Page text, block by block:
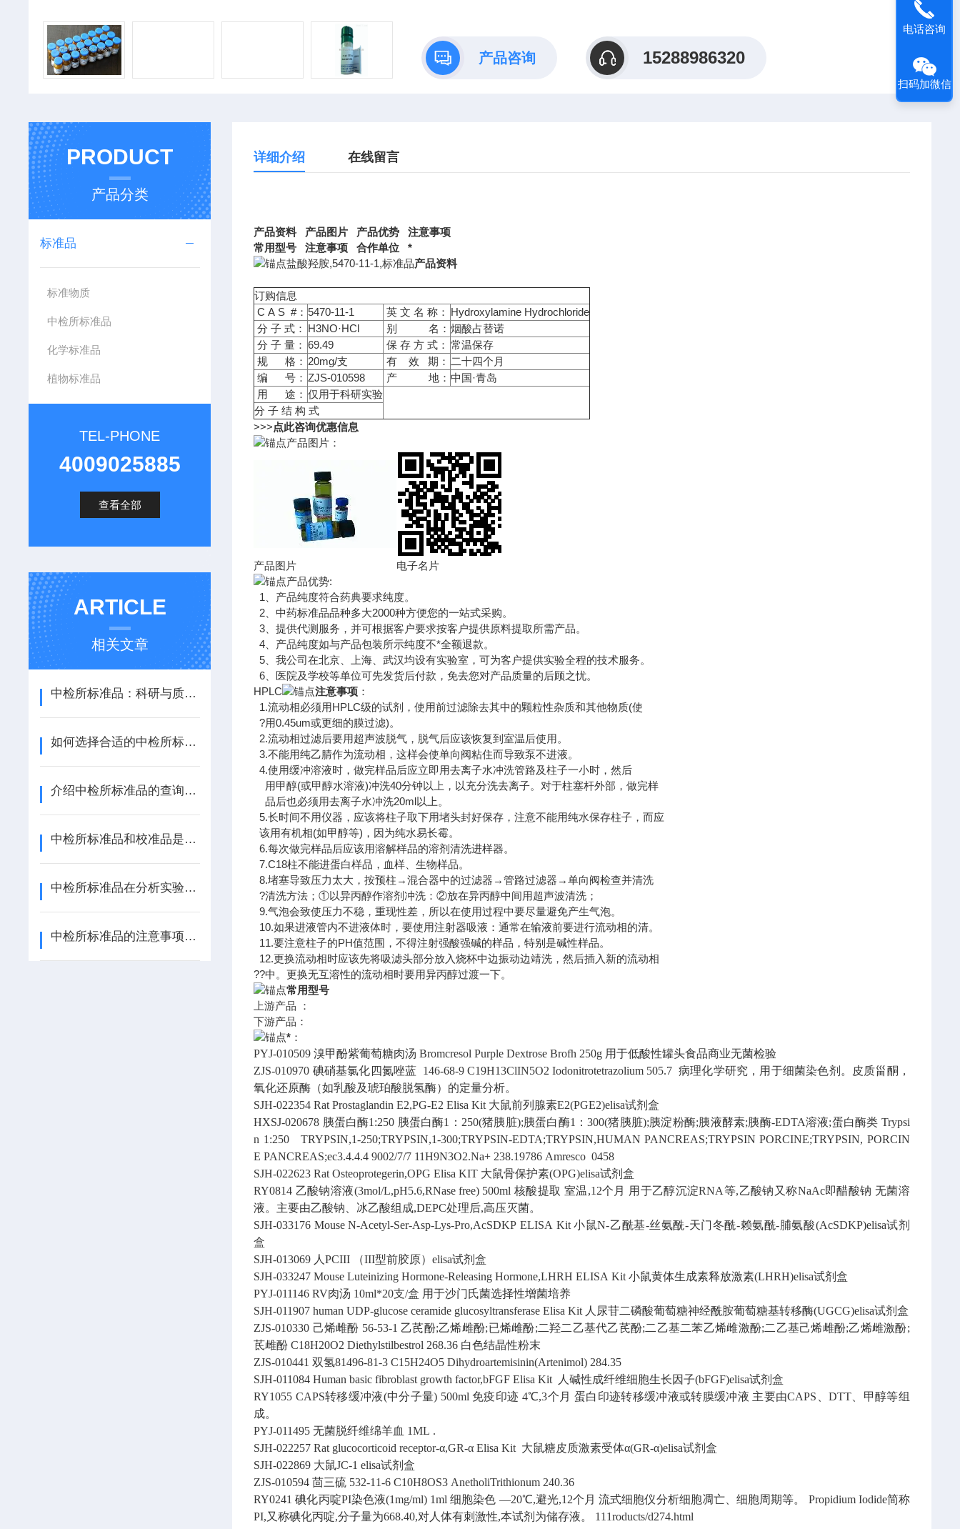
产品咨询 15288986320
详细介绍 在线留言
产品资料 产品图片 产品优势
注意事项
常用型号
注意事项 合作单位
*
盐酸羟胺,5470-11-1,标准品产品资料
订购信息
C A S #： 5470-11-1 英 文 名 称： Hydroxylamine Hydrochloride
分 子 式： H3NO·HCl 别 名： 烟酸占替诺
分 子 量： 69.49 保 存 方 式： 常温保存
规 格： 20mg/支 有 效 期： 二十四个月
编 号： ZJS-010598 产 地： 中国·青岛
用 途： 仅用于科研实验
分 子 结 构 式
>>>点此咨询优惠信息
产品图片：
产品图片
电子名片
产品优势:
1、产品纯度符合药典要求纯度。
2、中药标准品品种多大2000种方便您的一站式采购。
3、提供代测服务，并可根据客户要求按客户提供原料提取所需产品。
4、产品纯度如与产品包装所示纯度不*全额退款。
5、我公司在北京、上海、武汉均设有实验室，可为客户提供实验全程的技术服务。
6、医院及学校等单位可先发货后付款，免去您对产品质量的后顾之忧。
HPLC
注意事项 ：
1.流动相必须用HPLC级的试剂，使用前过滤除去其中的颗粒性杂质和其他物质(使
?用0.45um或更细的膜过滤)。
2.流动相过滤后要用超声波脱气，脱气后应该恢复到室温后使用。
3.不能用纯乙腈作为流动相，这样会使单向阀粘住而导致泵不进液。
4.使用缓冲溶液时，做完样品后应立即用去离子水冲洗管路及柱子一小时，然后
用甲醇(或甲醇水溶液)冲洗40分钟以上，以充分洗去离子。对于柱塞杆外部，做完样
品后也必须用去离子水冲洗20ml以上。
5.长时间不用仪器，应该将柱子取下用堵头封好保存，注意不能用纯水保存柱子，而应
该用有机相(如甲醇等)，因为纯水易长霉。
6.每次做完样品后应该用溶解样品的溶剂清洗进样器。
7.C18柱不能进蛋白样品，血样、生物样品。
8.堵塞导致压力太大，按预柱→混合器中的过滤器→管路过滤器→单向阀检查并清洗
?清洗方法；①以异丙醇作溶剂冲洗：②放在异丙醇中间用超声波清洗；
9.气泡会致使压力不稳，重现性差，所以在使用过程中要尽量避免产生气泡。
10.如果进液管内不进液体时，要使用注射器吸液：通常在输液前要进行流动相的清。
11.要注意柱子的PH值范围，不得注射强酸强碱的样品，特别是碱性样品。
12.更换流动相时应该先将吸滤头部分放入烧杯中边振动边靖洗，然后插入新的流动相
??中。更换无互溶性的流动相时要用异丙醇过渡一下。
常用型号
上游产品 ：
下游产品：
* ：
PYJ-010509 溴甲酚紫葡萄糖肉汤 Bromcresol Purple Dextrose Brofh 250g 用于低酸性罐头食品商业无菌检验
ZJS-010970 碘硝基氯化四氮唑蓝 146-68-9 C19H13ClIN5O2 Iodonitrotetrazolium 505.7 病理化学研究，用于细菌染色剂。皮质甾酮，
氧化还原酶（如乳酸及琥珀酸脱氢酶）的定量分析。
SJH-022354 Rat Prostaglandin E2,PG-E2 Elisa Kit 大鼠前列腺素E2(PGE2)elisa试剂盒
HXSJ-020678 胰蛋白酶1:250 胰蛋白酶1：250(猪胰脏);胰蛋白酶1：300(猪胰脏);胰淀粉酶;胰液酵素;胰酶-EDTA溶液;蛋白酶类 Trypsi
n 1:250
TRYPSIN,1-250;TRYPSIN,1-300;TRYPSIN-EDTA;TRYPSIN,HUMAN PANCREAS;TRYPSIN PORCINE;TRYPSIN, PORCIN
E PANCREAS;ec3.4.4.4 9002/7/7 11H9N3O2.Na+ 238.19786 Amresco 0458
SJH-022623 Rat Osteoprotegerin,OPG Elisa KIT 大鼠骨保护素(OPG)elisa试剂盒
RY0814 乙酸钠溶液(3mol/L,pH5.6,RNase free) 500ml 核酸提取 室温,12个月 用于乙醇沉淀RNA等,乙酸钠又称NaAc即醋酸钠 无菌溶
液。主要由乙酸钠、冰乙酸组成,DEPC处理后,高压灭菌。
SJH-033176 Mouse N-Acetyl-Ser-Asp-Lys-Pro,AcSDKP ELISA Kit 小鼠N-乙酰基-丝氨酰-天门冬酰-赖氨酰-脯氨酸(AcSDKP)elisa试剂
盒
SJH-013069 人PCIII （III型前胶原）elisa试剂盒
SJH-033247 Mouse Luteinizing Hormone-Releasing Hormone,LHRH ELISA Kit 小鼠黄体生成素释放激素(LHRH)elisa试剂盒
PYJ-011146 RV肉汤 10ml*20支/盒 用于沙门氏菌选择性增菌培养
SJH-011907 human UDP-glucose ceramide glucosyltransferase Elisa Kit 人尿苷二磷酸葡萄糖神经酰胺葡萄糖基转移酶(UGCG)elisa试剂盒
ZJS-010330 己烯雌酚 56-53-1 乙芪酚;乙烯雌酚;已烯雌酚;二羟二乙基代乙芪酚;二乙基二苯乙烯雌激酚;二乙基己烯雌酚;乙烯雌激酚;
茋雌酚 C18H20O2 Diethylstilbestrol 268.36 白色结晶性粉末
ZJS-010441 双氢81496-81-3 C15H24O5 Dihydroartemisinin(Artenimol) 284.35
SJH-011084 Human basic fibroblast growth factor,bFGF Elisa Kit
人碱性成纤维细胞生长因子(bFGF)elisa试剂盒
RY1055 CAPS转移缓冲液(中分子量) 500ml 免疫印迹 4℃,3个月 蛋白印迹转移缓冲液或转膜缓冲液 主要由CAPS、DTT、甲醇等组
成。
PYJ-011495 无菌脱纤维绵羊血 1ML .
SJH-022257 Rat glucocorticoid receptor-α,GR-α Elisa Kit 大鼠糖皮质激素受体α(GR-α)elisa试剂盒
SJH-022869 大鼠JC-1 elisa试剂盒
ZJS-010594 茴三硫 532-11-6 C10H8OS3 AnetholiTrithionum 240.36
RY0241 碘化丙啶PI染色液(1mg/ml) 1ml 细胞染色 —20℃,避光,12个月 流式细胞仪分析细胞凋亡、细胞周期等。
Propidium Iodide简称
PI,又称碘化丙啶,分子量为668.40,对人体有刺激性,本试剂为储存液。
111roducts/d274.html
PRODUCT
产品分类
标准品
标准物质
中检所标准品
化学标准品
植物标准品
TEL-PHONE
4009025885
查看全部
ARTICLE
相关文章
中检所标准品：科研与质量控制的“黄金标尺”
如何选择合适的中检所标准品进行实验验证
介绍中检所标准品的查询方法
中检所标准品和校准品是一样的吗
中检所标准品在分析实验室质量管理方面的应用
中检所标准品的注意事项有哪些
电话咨询
扫码加微信